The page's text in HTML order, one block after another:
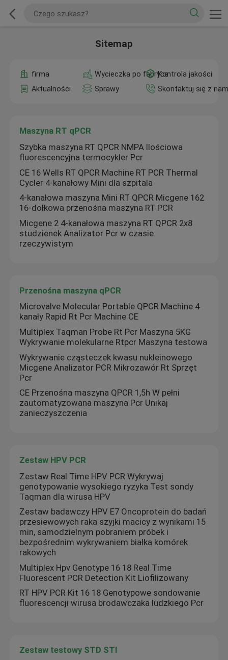
Sitemap
firma Wycieczka po fabryceKontrola jakości
Aktualności
Sprawy Skontaktuj się z
Maszyna RT qPCR
Szybka maszyna RT QPCR NMPA Ilościowa
fluorescencyjna termocykler Pcr
CE 16 Wells RT QPCR Machine RT PCR Thermal
Cycler 4-kanałowy Mini dla szpitala
4-kanałowa maszyna Mini RT QPCR Micgene 162
16-dołkowa przenośna maszyna RT PCR
Micgene 2 4-kanałowa maszyna RT QPCR 2x8
studzienek Analizator Pcr w czasie
rzeczywistym
Przenośna maszyna qPCR
Microvalve Molecular Portable QPCR Machine 4
kanały Rapid Rt Pcr Machine CE
Multiplex Taqman Probe Rt Pcr Maszyna 5KG
Wykrywanie molekularne Rtpcr Maszyna testowa
Wykrywanie cząsteczek kwasu nukleinowego
Micgene Analizator PCR Mikrozawór Rt Sprzęt
Pcr
CE Przenośna maszyna QPCR 1,5h W pełni
zautomatyzowana maszyna Pcr Unikaj
zanieczyszczenia
Zestaw HPV PCR
Zestaw Real Time HPV PCR Wykrywaj
genotypowanie wysokiego ryzyka Test sondy
Taqman dla wirusa HPV
Zestaw badawczy HPV E7 Oncoprotein do badań
przesiewowych raka szyjki macicy z wynikami 15
min, samodzielnym pobraniem próbek i
bezpośrednim wykrywaniem białka komórek
rakowych
Multiplex Hpv Genotype 16 18 Real Time
Fluorescent PCR Detection Kit Liofilizowany
RT HPV PCR Kit 16 18 Genotypowe sondowanie
fluorescencji wirusa brodawczaka ludzkiego Pcr
Zestaw testowy STD STI